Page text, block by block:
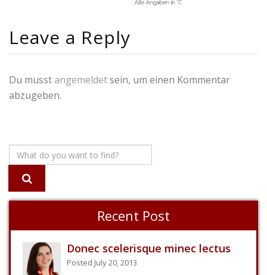
Leave a Reply
Du musstangemeldetsein, um einen Kommentar
abzugeben.
Recent Post
Donec scelerisque minec lectus
Posted July 20, 2013